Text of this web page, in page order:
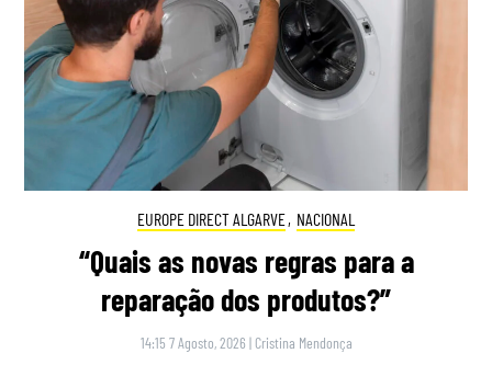
EUROPE DIRECT ALGARVE, NACIONAL
“Quais as novas regras para a
reparação dos produtos?”
14:15 7 Agosto, 2026 | Cristina Mendonça